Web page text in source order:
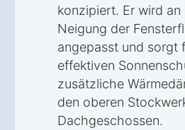
konzipiert. Er wird an
Neigung der
angepasst und sorgt
effektiven
zusätzliche
den oberen
Dachgeschossen.